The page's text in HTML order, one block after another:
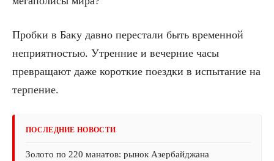
Пробки в Баку давно перестали быть временной
неприятностью. Утренние и вечерние часы
превращают даже короткие поездки в испытание на
терпение.
ПОСЛЕДНИЕ НОВОСТИ
Золото по 220 манатов: рынок Азербайджана